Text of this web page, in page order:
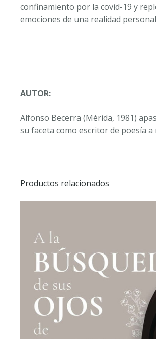
confinamiento por la covid-19 y
emociones de una realidad
AUTOR:
Alfonso Becerra (Mérida, 1981)
su faceta como escritor de poesía
Productos relacionados